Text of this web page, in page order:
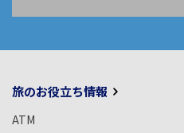
旅のお役立ち情報
ATM